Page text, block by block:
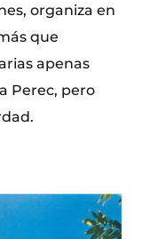
organiza en
que
apenas
Perec, pero